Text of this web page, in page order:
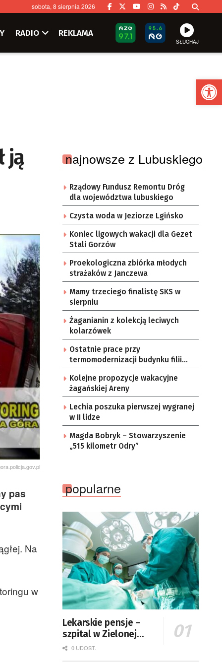
sobota, 8 sierpnia 2026
RADIO REKLAMA
SŁUCHAJ
ją
pas
Na
w
najnowsze z Lubuskiego
Rządowy Fundusz Remontu Dróg
dla województwa lubuskiego
Czysta woda w Jeziorze Lgińsko
Koniec ligowych wakacji dla Gezet
Stali Gorzów
Proekologiczna zbiórka młodych
strażaków z Janczewa
Mamy trzeciego finalistę SKS w
sierpniu
Żaganianin z kolekcją leciwych
kolarzówek
Ostatnie prace przy
termomodernizacji budynku filii
żarskiego przedszkola Bajka
Kolejne propozycje wakacyjne
żagańskiej Areny
Lechia poszuka pierwszej wygranej
w II lidze
Magda Bobryk – Stowarzyszenie
„515 kilometr Odry”
popularne
Lekarskie pensje –
szpital w Zielonej
Górze podaje dane
0 UDOST.